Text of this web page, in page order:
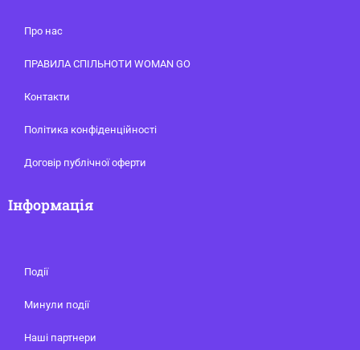
Про нас
ПРАВИЛА СПІЛЬНОТИ WOMAN GO
Контакти
Політика конфіденційності
Договір публічної оферти
Інформація
Події
Минули події
Наші партнери